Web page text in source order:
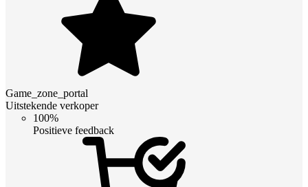
Game_zone_portal
Uitstekende verkoper
100%
Positieve feedback